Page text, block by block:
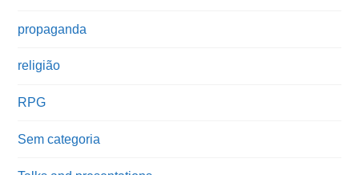
propaganda
religião
RPG
Sem categoria